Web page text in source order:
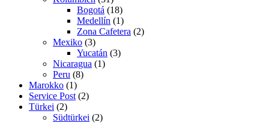
Bogotá (18)
Medellín (1)
Zona Cafetera (2)
Mexiko (3)
Yucatán (3)
Nicaragua (1)
Peru (8)
Marokko (1)
Service Post (2)
Türkei (2)
Südtürkei (2)